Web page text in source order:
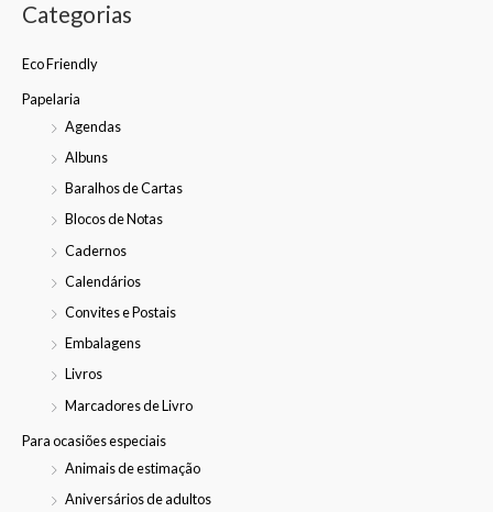
Categorias
Eco Friendly
Papelaria
Agendas
Albuns
Baralhos de Cartas
Blocos de Notas
Cadernos
Calendários
Convites e Postais
Embalagens
Livros
Marcadores de Livro
Para ocasiões especiais
Animais de estimação
Aniversários de adultos